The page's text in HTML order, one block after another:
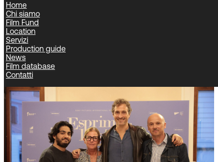
Home
Chi siamo
Film Fund
Location
Servizi
Production guide
News
Film database
Contatti
Home| News
“Esprimi un desiderio”: grande partecipazione a Palmanova
per l’anteprima regionale
News